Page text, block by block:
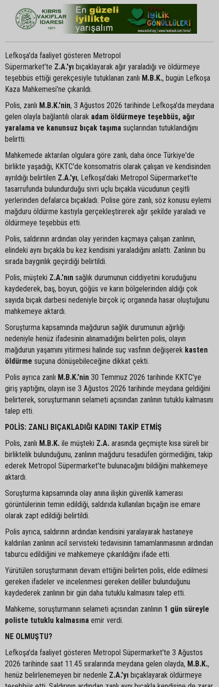
Lefkoşa'da faaliyet gösteren Metropol
Süpermarket'te Z.A.'yı bıçaklayarak ağır yaraladığı ve öldürmeye
teşebbüs ettiği gerekçesiyle tutuklanan zanlı M.B.K., bugün Lefkoşa
Kaza Mahkemesi'ne çıkarıldı.
Polis, zanlı M.B.K.'nin, 3 Ağustos 2026 tarihinde Lefkoşa'da meydana
gelen olayla bağlantılı olarak adam öldürmeye teşebbüs, ağır
yaralama ve kanunsuz bıçak taşıma suçlarından tutuklandığını
belirtti.
Mahkemede aktarılan olgulara göre zanlı, daha önce Türkiye'de
birlikte yaşadığı, KKTC'de konsomatris olarak çalışan ve kendisinden
ayrıldığı belirtilen Z.A.'yı, Lefkoşa'daki Metropol Süpermarket'te
tasarrufunda bulundurduğu sivri uçlu bıçakla vücudunun çeşitli
yerlerinden defalarca bıçakladı. Polise göre zanlı, söz konusu eylemi
mağduru öldürme kastıyla gerçekleştirerek ağır şekilde yaraladı ve
öldürmeye teşebbüs etti.
Polis, saldırının ardından olay yerinden kaçmaya çalışan zanlının,
elindeki aynı bıçakla bu kez kendisini yaraladığını anlattı. Zanlının bu
sırada baygınlık geçirdiği belirtildi.
Polis, müşteki Z.A.'nın sağlık durumunun ciddiyetini koruduğunu
kaydederek, baş, boyun, göğüs ve karın bölgelerinden aldığı çok
sayıda bıçak darbesi nedeniyle birçok iç organında hasar oluştuğunu
mahkemeye aktardı.
Soruşturma kapsamında mağdurun sağlık durumunun ağırlığı
nedeniyle henüz ifadesinin alınamadığını belirten polis, olayın
mağdurun yaşamını yitirmesi halinde suç vasfının değişerek kasten
öldürme suçuna dönüşebileceğine dikkat çekti.
Polis ayrıca zanlı M.B.K.'nin 30 Temmuz 2026 tarihinde KKTC'ye
giriş yaptığını, olayın ise 3 Ağustos 2026 tarihinde meydana geldiğini
belirterek, soruşturmanın selameti açısından zanlının tutuklu kalmasını
talep etti.
POLİS: ZANLI BIÇAKLADIĞI KADINI TAKİP ETMİŞ
Polis, zanlı M.B.K. ile müşteki Z.A. arasında geçmişte kısa süreli bir
birliktelik bulunduğunu, zanlının mağduru tesadüfen görmediğini, takip
ederek Metropol Süpermarket'te bulunacağını bildiğini mahkemeye
aktardı.
Soruşturma kapsamında olay anına ilişkin güvenlik kamerası
görüntülerinin temin edildiği, saldırıda kullanılan bıçağın ise emare
olarak zapt edildiği belirtildi.
Polis ayrıca, saldırının ardından kendisini yaralayarak hastaneye
kaldırılan zanlının acil servisteki tedavisinin tamamlanmasının ardından
taburcu edildiğini ve mahkemeye çıkarıldığını ifade etti.
Yürütülen soruşturmanın devam ettiğini belirten polis, elde edilmesi
gereken ifadeler ve incelenmesi gereken deliller bulunduğunu
kaydederek zanlının bir gün daha tutuklu kalmasını talep etti.
Mahkeme, soruşturmanın selameti açısından zanlının 1 gün süreyle
poliste tutuklu kalmasına emir verdi.
NE OLMUŞTU?
Lefkoşa'da faaliyet gösteren Metropol Süpermarket'te 3 Ağustos
2026 tarihinde saat 11.45 sıralarında meydana gelen olayda, M.B.K.,
henüz belirlenemeyen bir nedenle Z.A.'yı bıçaklayarak öldürmeye